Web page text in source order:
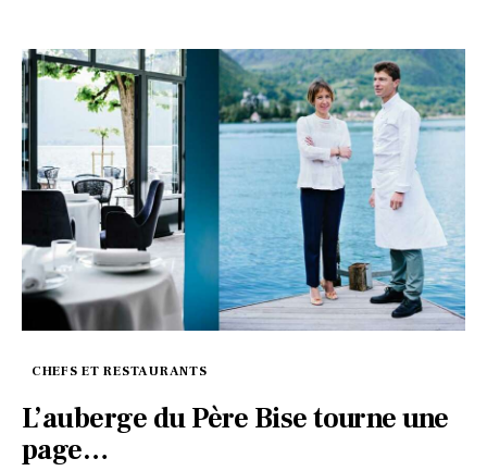
CHEFS ET RESTAURANTS
L’auberge du Père Bise tourne une
page…